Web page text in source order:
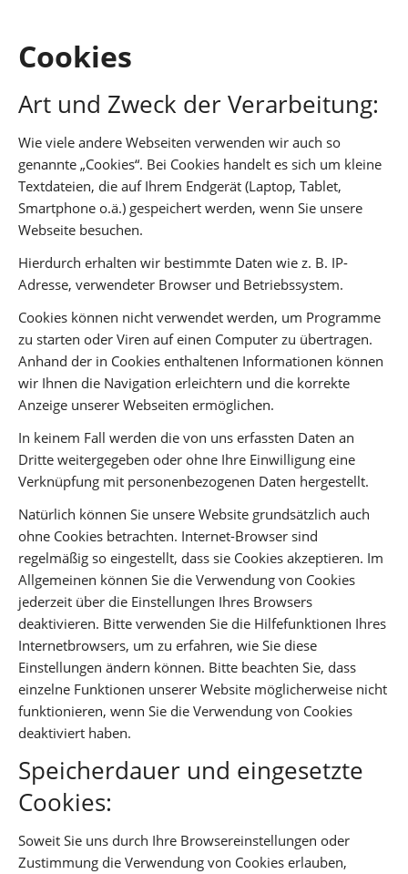
Cookies
Art und Zweck der Verarbeitung:
Wie viele andere Webseiten verwenden wir auch so
genannte „Cookies“. Bei Cookies handelt es sich um kleine
Textdateien, die auf Ihrem Endgerät (Laptop, Tablet,
Smartphone o.ä.) gespeichert werden, wenn Sie unsere
Webseite besuchen.
Hierdurch erhalten wir bestimmte Daten wie z. B. IP-
Adresse, verwendeter Browser und Betriebssystem.
Cookies können nicht verwendet werden, um Programme
zu starten oder Viren auf einen Computer zu übertragen.
Anhand der in Cookies enthaltenen Informationen können
wir Ihnen die Navigation erleichtern und die korrekte
Anzeige unserer Webseiten ermöglichen.
In keinem Fall werden die von uns erfassten Daten an
Dritte weitergegeben oder ohne Ihre Einwilligung eine
Verknüpfung mit personenbezogenen Daten hergestellt.
Natürlich können Sie unsere Website grundsätzlich auch
ohne Cookies betrachten. Internet-Browser sind
regelmäßig so eingestellt, dass sie Cookies akzeptieren. Im
Allgemeinen können Sie die Verwendung von Cookies
jederzeit über die Einstellungen Ihres Browsers
deaktivieren. Bitte verwenden Sie die Hilfefunktionen Ihres
Internetbrowsers, um zu erfahren, wie Sie diese
Einstellungen ändern können. Bitte beachten Sie, dass
einzelne Funktionen unserer Website möglicherweise nicht
funktionieren, wenn Sie die Verwendung von Cookies
deaktiviert haben.
Speicherdauer und eingesetzte
Cookies:
Soweit Sie uns durch Ihre Browsereinstellungen oder
Zustimmung die Verwendung von Cookies erlauben,